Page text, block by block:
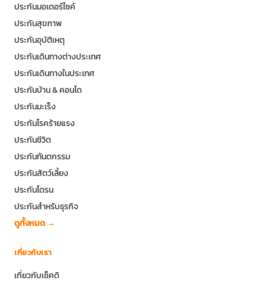
ประกันมอเตอร์ไซค์
ประกันสุขภาพ
ประกันอุบัติเหตุ
ประกันเดินทางต่างประเทศ
ประกันเดินทางในประเทศ
ประกันบ้าน & คอนโด
ประกันมะเร็ง
ประกันโรคร้ายแรง
ประกันชีวิต
ประกันทันตกรรม
ประกันสัตว์เลี้ยง
ประกันโดรน
ประกันสำหรับธุรกิจ
ดูทั้งหมด →
เกี่ยวกับเรา
เกี่ยวกับเช็คดิ